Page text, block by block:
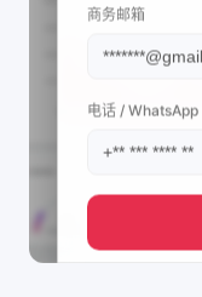
商务邮箱
电话 / WhatsApp